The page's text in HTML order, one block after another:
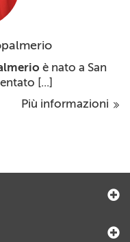
è nato a San
[...]
Più informazioni